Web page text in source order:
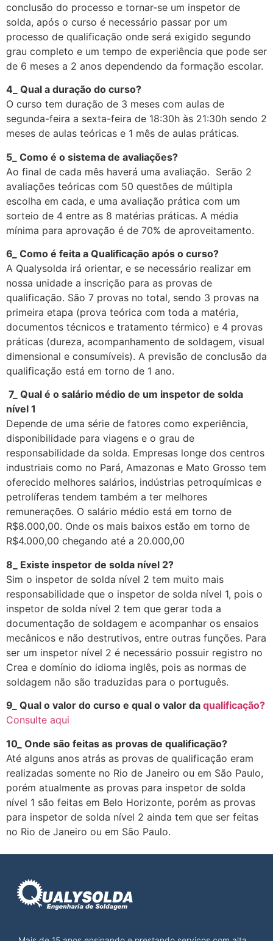
conclusão do processo e tornar-se um inspetor de
solda, após o curso é necessário passar por um
processo de qualificação onde será exigido segundo
grau completo e um tempo de experiência que pode ser
de 6 meses a 2 anos dependendo da formação escolar.
4_ Qual a duração do curso?
O curso tem duração de 3 meses com aulas de
segunda-feira a sexta-feira de 18:30h às 21:30h sendo 2
meses de aulas teóricas e 1 mês de aulas práticas.
5_ Como é o sistema de avaliações?
Ao final de cada mês haverá uma avaliação. Serão 2
avaliações teóricas com 50 questões de múltipla
escolha em cada, e uma avaliação prática com um
sorteio de 4 entre as 8 matérias práticas. A média
mínima para aprovação é de 70% de aproveitamento.
6_ Como é feita a Qualificação após o curso?
A Qualysolda irá orientar, e se necessário realizar em
nossa unidade a inscrição para as provas de
qualificação. São 7 provas no total, sendo 3 provas na
primeira etapa (prova teórica com toda a matéria,
documentos técnicos e tratamento térmico) e 4 provas
práticas (dureza, acompanhamento de soldagem, visual
dimensional e consumíveis). A previsão de conclusão da
qualificação está em torno de 1 ano.
7_ Qual é o salário médio de um inspetor de solda
nível 1
Depende de uma série de fatores como experiência,
disponibilidade para viagens e o grau de
responsabilidade da solda. Empresas longe dos centros
industriais como no Pará, Amazonas e Mato Grosso tem
oferecido melhores salários, indústrias petroquímicas e
petrolíferas tendem também a ter melhores
remunerações. O salário médio está em torno de
R$8.000,00. Onde os mais baixos estão em torno de
R$4.000,00 chegando até a 20.000,00
8_ Existe inspetor de solda nível 2?
Sim o inspetor de solda nível 2 tem muito mais
responsabilidade que o inspetor de solda nível 1, pois o
inspetor de solda nível 2 tem que gerar toda a
documentação de soldagem e acompanhar os ensaios
mecânicos e não destrutivos, entre outras funções. Para
ser um inspetor nível 2 é necessário possuir registro no
Crea e domínio do idioma inglês, pois as normas de
soldagem não são traduzidas para o português.
9_ Qual o valor do curso e qual o valor da qualificação?
Consulte aqui
10_ Onde são feitas as provas de qualificação?
Até alguns anos atrás as provas de qualificação eram
realizadas somente no Rio de Janeiro ou em São Paulo,
porém atualmente as provas para inspetor de solda
nível 1 são feitas em Belo Horizonte, porém as provas
para inspetor de solda nível 2 ainda tem que ser feitas
no Rio de Janeiro ou em São Paulo.